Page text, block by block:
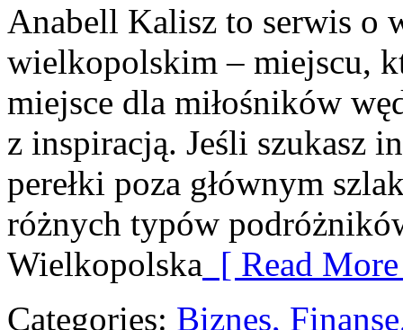
Anabell Kalisz to serwis o
wielkopolskim – miejscu,
miejsce dla miłośników
z inspiracją. Jeśli szukasz
perełki poza głównym
różnych typów
Wielkopolska [ Read
Categories: Biznes,